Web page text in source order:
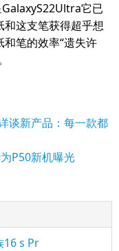
它已
这支笔获得超乎想
笔的效率“遗失许
谈新产品：每一款都
P50新机曝光
16 s Pr